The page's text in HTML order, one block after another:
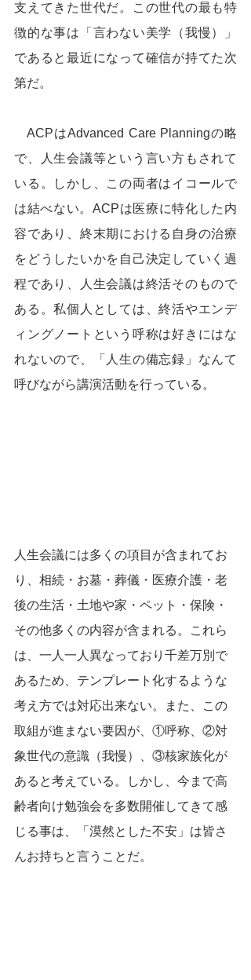
支えてきた世代だ。この世代の最も特
徴的な事は「言わない美学（我慢）」
であると最近になって確信が持てた次
第だ。
ACPはAdvanced Care Planningの略
で、人生会議等という言い方もされて
いる。しかし、この両者はイコールで
は結べない。ACPは医療に特化した内
容であり、終末期における自身の治療
をどうしたいかを自己決定していく過
程であり、人生会議は終活そのもので
ある。私個人としては、終活やエンデ
ィングノートという呼称は好きにはな
れないので、「人生の備忘録」なんて
呼びながら講演活動を行っている。
人生会議には多くの項目が含まれてお
り、相続・お墓・葬儀・医療介護・老
後の生活・土地や家・ペット・保険・
その他多くの内容が含まれる。これら
は、一人一人異なっており千差万別で
あるため、テンプレート化するような
考え方では対応出来ない。また、この
取組が進まない要因が、①呼称、②対
象世代の意識（我慢）、③核家族化が
あると考えている。しかし、今まで高
齢者向け勉強会を多数開催してきて感
じる事は、「漠然とした不安」は皆さ
んお持ちと言うことだ。